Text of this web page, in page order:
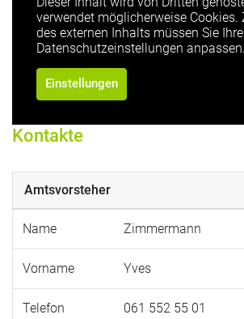
verwendet möglicherweise Cookies.
des externen Inhalts müssen Sie Ihre
Datenschutzeinstellungen anpassen.
Einstellungen
Kontakte
Amtsvorsteher
Name Zimmermann
Vorname Yves
Telefon
061 552 55 01